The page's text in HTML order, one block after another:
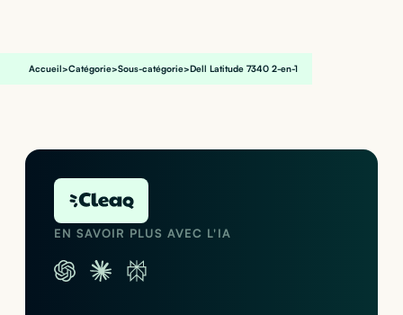
Accueil>Catégorie>Sous-catégorie>Dell Latitude 7340 2-en-1
EN SAVOIR PLUS AVEC L'IA